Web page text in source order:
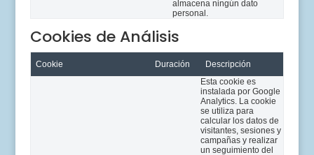
almacena ningún dato
personal.
Cookies de Análisis
Cookie Duración Descripción
Esta cookie es
instalada por Google
Analytics. La cookie
se utiliza para
calcular los datos de
visitantes, sesiones y
campañas y realizar
un seguimiento del